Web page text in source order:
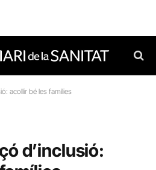
acollir bé les famílies
d’inclusió: